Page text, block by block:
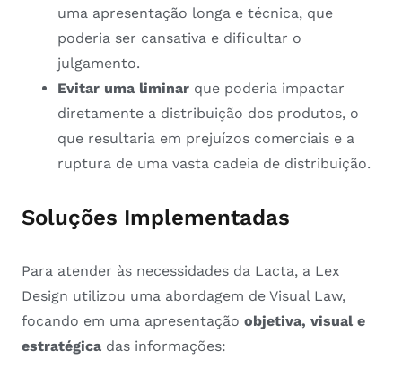
uma apresentação longa e técnica, que
poderia ser cansativa e dificultar o
julgamento.
Evitar uma liminar que poderia impactar
diretamente a distribuição dos produtos, o
que resultaria em prejuízos comerciais e a
ruptura de uma vasta cadeia de distribuição.
Soluções Implementadas
Para atender às necessidades da Lacta, a Lex
Design utilizou uma abordagem de Visual Law,
focando em uma apresentação objetiva, visual e
estratégica das informações: